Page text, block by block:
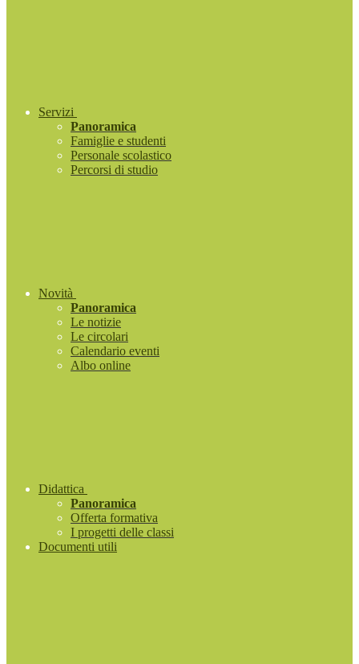
Servizi
Panoramica
Famiglie e studenti
Personale scolastico
Percorsi di studio
Novità
Panoramica
Le notizie
Le circolari
Calendario eventi
Albo online
Didattica
Panoramica
Offerta formativa
I progetti delle classi
Documenti utili